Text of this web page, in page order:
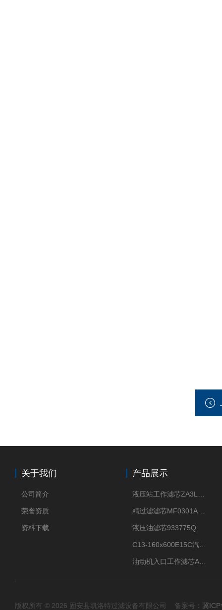
关于我们
公司简介
荣誉资质
资料下载
产品展示
液压油滤芯933775Q
版权所有 © 2026 固安县凯洛特过滤设备有限公司 备案号： 冀